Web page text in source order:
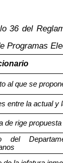
36 del
Programas
al que se
entre la actual y
de rige propuesta
del